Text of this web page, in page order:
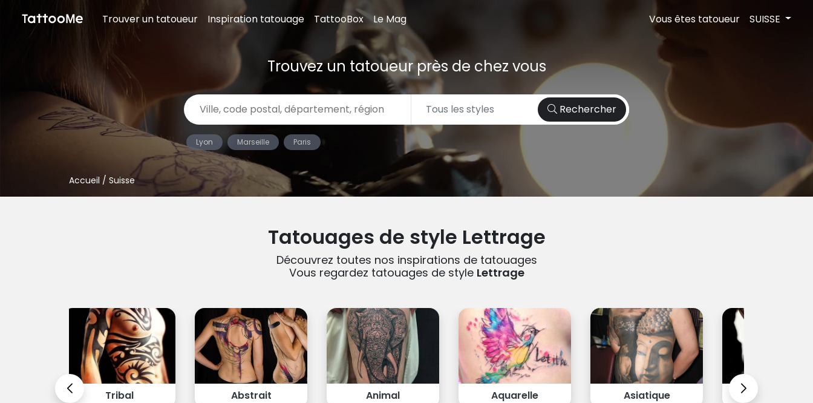
Trouver un tatoueur Inspiration tatouage TattooBox Le Mag Vous êtes tatoueur SUISSE
Trouvez un tatoueur près de chez vous
Rechercher
Lyon Marseille Paris
Accueil / Suisse
Tatouages de style Lettrage
Découvrez toutes nos inspirations de tatouages
Vous regardez tatouages de style Lettrage
Tribal Abstrait Animal Aquarelle Asiatique